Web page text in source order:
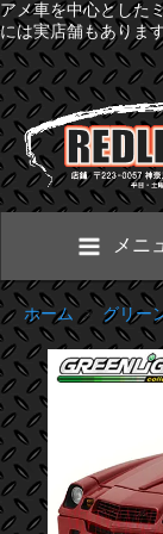
アメ車を中心とした
には実店舗もありま
メニ
ホーム>グリー